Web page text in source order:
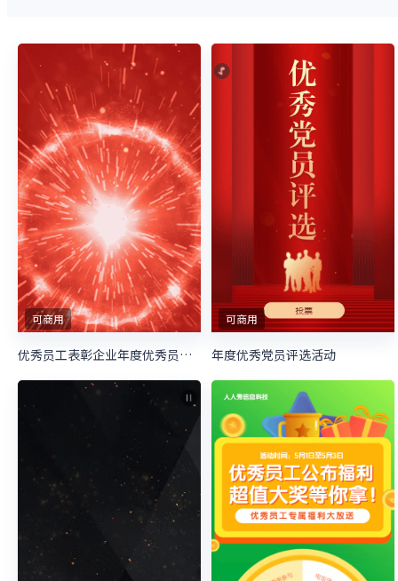
可商用
优秀员工表彰企业年度优秀员工评选宣传
可商用
年度优秀党员评选活动